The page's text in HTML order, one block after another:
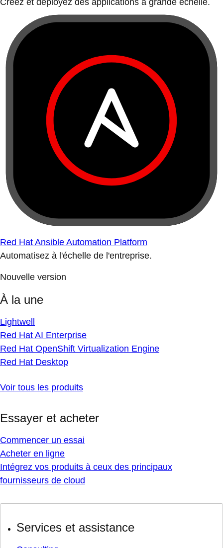
Créez et déployez des applications à grande échelle.
Red Hat Ansible Automation Platform
Automatisez à l'échelle de l'entreprise.
Nouvelle version
À la une
Lightwell
Red Hat AI Enterprise
Red Hat OpenShift Virtualization Engine
Red Hat Desktop
Voir tous les produits
Essayer et acheter
Commencer un essai
Acheter en ligne
Intégrez vos produits à ceux des principaux
fournisseurs de cloud
Services et assistance